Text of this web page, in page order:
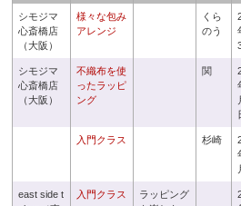
シモジマ
心斎橋店
（大阪）
様々な包み
アレンジ
くら
のう
シモジマ
心斎橋店
（大阪）
不織布を使
ったラッピ
ング
関
入門クラス 杉崎
east side t
入門クラス
ラッピング